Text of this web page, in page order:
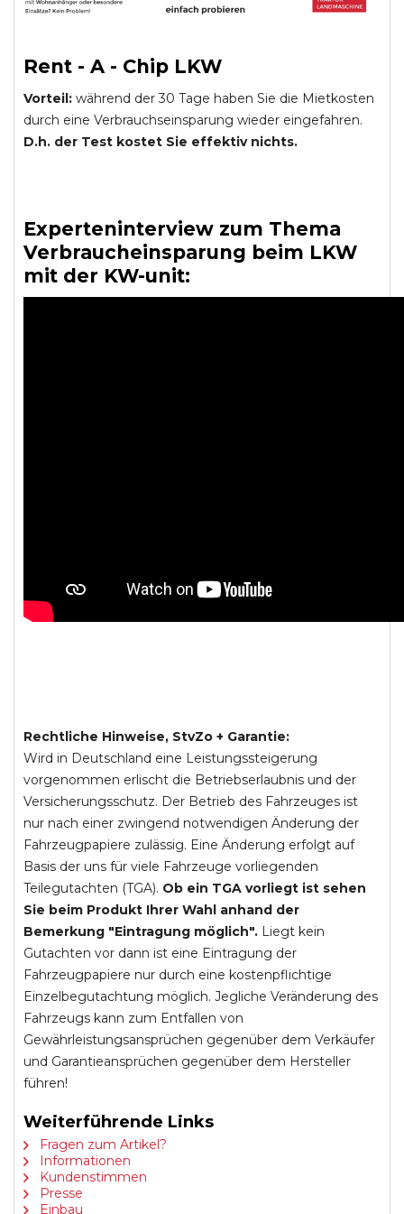
Rent - A - Chip LKW
Vorteil: während der 30 Tage haben Sie die Mietkosten
durch eine Verbrauchseinsparung wieder eingefahren.
D.h. der Test kostet Sie effektiv nichts.
Experteninterview zum Thema
Verbraucheinsparung beim LKW
mit der KW-unit:
Rechtliche Hinweise, StvZo + Garantie:
Wird in Deutschland eine Leistungssteigerung
vorgenommen erlischt die Betriebserlaubnis und der
Versicherungsschutz. Der Betrieb des Fahrzeuges ist
nur nach einer zwingend notwendigen Änderung der
Fahrzeugpapiere zulässig. Eine Änderung erfolgt auf
Basis der uns für viele Fahrzeuge vorliegenden
Teilegutachten (TGA). Ob ein TGA vorliegt ist sehen
Sie beim Produkt Ihrer Wahl anhand der
Bemerkung "Eintragung möglich". Liegt kein
Gutachten vor dann ist eine Eintragung der
Fahrzeugpapiere nur durch eine kostenpflichtige
Einzelbegutachtung möglich. Jegliche Veränderung des
Fahrzeugs kann zum Entfallen von
Gewährleistungsansprüchen gegenüber dem Verkäufer
und Garantieansprüchen gegenüber dem Hersteller
führen!
Weiterführende Links
Fragen zum Artikel?
Informationen
Kundenstimmen
Presse
Einbau